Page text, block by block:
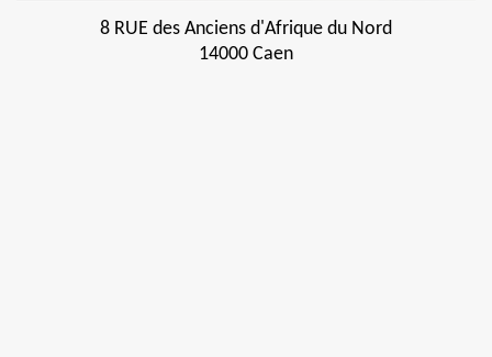
8 RUE des Anciens d'Afrique du Nord
14000 Caen